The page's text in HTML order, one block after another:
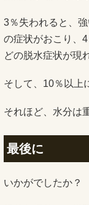
3％失われると、
の症状がおこり、
どの脱水症状が現
そして、10％以上
それほど、水分は
最後に
いかがでしたか？